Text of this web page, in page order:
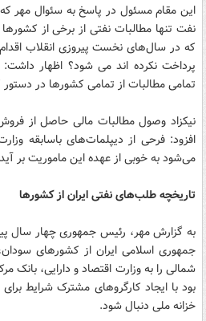
این مقام مسئول در پاسخ به سئوال مهر که
نفت تنها مطالبات نفتی از برخی از
که در سال‌های نخست پیروزی انقلاب
پرداخت نکرده اند می شود؟ اظهار
تمامی مطالبات از تمامی کشورها در دستور
نیکزاد وصول مطالبات مالی حاصل از
افزود: فرحی از دیپلمات‌های باسابقه
می‌شود به خوبی از عهده این ماموریت بر
تاریخچه طلب‌های نفتی ایران از کشورها
به گزارش مهر، رئیس جمهوری چهار سال
جمهوری اسلامی ایران از کشورهای سودان،
شمالی را به وزارت اقتصاد و دارایی، بانک
بود با ایجاد کارگروهای مشترک شرایط
خزانه ملی دنبال شود.